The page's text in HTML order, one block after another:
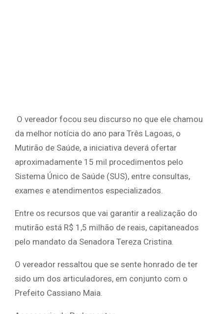
O vereador focou seu discurso no que ele chamou
da melhor notícia do ano para Três Lagoas, o
Mutirão de Saúde, a iniciativa deverá ofertar
aproximadamente 15 mil procedimentos pelo
Sistema Único de Saúde (SUS), entre consultas,
exames e atendimentos especializados.
Entre os recursos que vai garantir a realização do
mutirão está R$ 1,5 milhão de reais, capitaneados
pelo mandato da Senadora Tereza Cristina.
O vereador ressaltou que se sente honrado de ter
sido um dos articuladores, em conjunto com o
Prefeito Cassiano Maia.